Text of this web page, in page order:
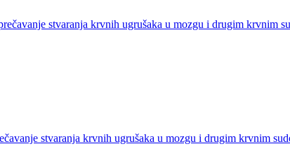
stvaranja krvnih ugrušaka u mozgu i drugim krvnim
stvaranja krvnih ugrušaka u mozgu i drugim krvnim